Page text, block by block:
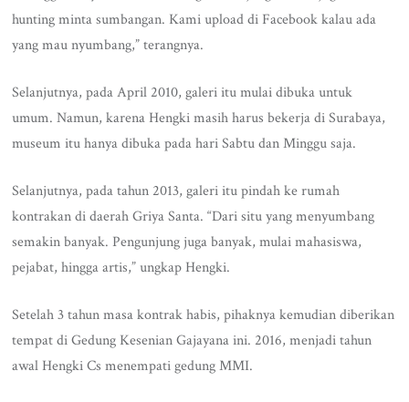
hunting minta sumbangan. Kami upload di Facebook kalau ada
yang mau nyumbang,” terangnya.
Selanjutnya, pada April 2010, galeri itu mulai dibuka untuk
umum. Namun, karena Hengki masih harus bekerja di Surabaya,
museum itu hanya dibuka pada hari Sabtu dan Minggu saja.
Selanjutnya, pada tahun 2013, galeri itu pindah ke rumah
kontrakan di daerah Griya Santa. “Dari situ yang menyumbang
semakin banyak. Pengunjung juga banyak, mulai mahasiswa,
pejabat, hingga artis,” ungkap Hengki.
Setelah 3 tahun masa kontrak habis, pihaknya kemudian diberikan
tempat di Gedung Kesenian Gajayana ini. 2016, menjadi tahun
awal Hengki Cs menempati gedung MMI.